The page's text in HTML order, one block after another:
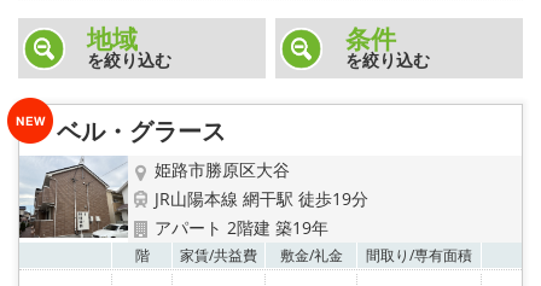
敷金礼金0円の部屋を探す
都市ガス&オール電化の部屋を探す
ネット無料の部屋を探す
☆新築物件☆
☆インターネット無料物件☆
地域
を絞り込む
条件
を絞り込む
ベル・グラース
姫路市勝原区大谷
JR山陽本線 網干駅 徒歩19分
アパート 2階建 築19年
階 家賃/共益費 敷金/礼金 間取り/専有面積